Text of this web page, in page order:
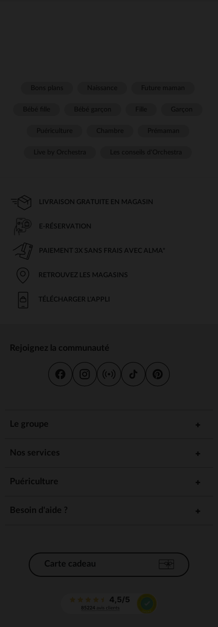
LIVRAISON GRATUITE EN MAGASIN
E-RÉSERVATION
PAIEMENT 3X SANS FRAIS AVEC ALMA*
RETROUVEZ LES MAGASINS
TÉLÉCHARGER L'APPLI
Rejoignez la communauté
Le groupe
Nos services
Puériculture
Besoin d'aide ?
Carte cadeau